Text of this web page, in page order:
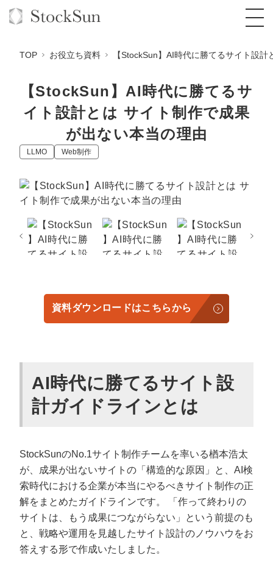
オーダーメイド支援
品質ガイドライン
社内コンペ
クレーム窓口
ん』
定額制営業代行『カリトルくん』
定額制採用代行・RPO『トルトルくん』
定額LINE運用代行『LINEマキトルくん』
格安でAI導入支援『あいのりAI』
拡散付1日密着動画制作『まるごと社長』
1本無料で記事を制作『SEOトライアル』
採用YouTubeチャンネル構築『トリトル』
お役立ち資料
StockSun道場
道場TOP
動画編集
広告運用
年収エージェント
会社概要・役員紹介
取締役メッセージ（株本祐己）
業務委託
認定パートナー
営業
インターン
正社員
マーケマネージャー
TOP お役立ち資料 【StockSun】AI時代に勝てるサイト設
【StockSun】AI時代に勝てるサ
イト設計とは サイト制作で成果
が出ない本当の理由
LLMO Web制作
資料ダウンロードはこちらから
AI時代に勝てるサイト設
計ガイドラインとは
StockSunのNo.1サイト制作チームを率いる楢本浩太
が、成果が出ないサイトの「構造的な原因」と、AI検
索時代における企業が本当にやるべきサイト制作の正
解をまとめたガイドラインです。
「作って終わりの
サイトは、もう成果につながらない」という前提のも
と、戦略や運用を見越したサイト設計のノウハウをお
答えする形で作成いたしました。